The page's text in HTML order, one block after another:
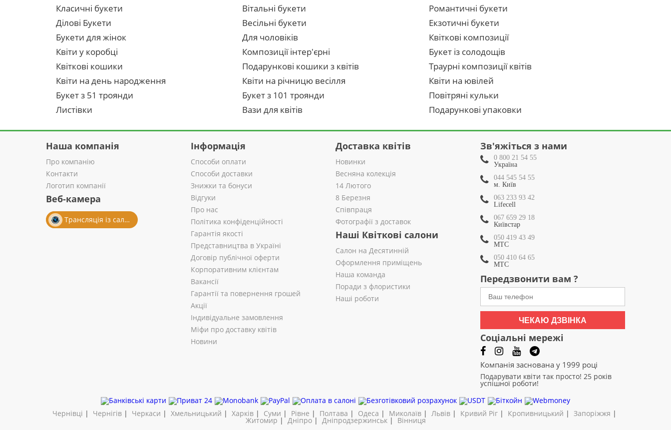
Класичні букети
Вітальні букети
Романтичні букети
Ділові Букети
Весільні букети
Екзотичні букети
Букети для жінок
Для чоловіків
Квіткові композиції
Квіти у коробці
Композиції інтер'єрні
Букет із солодощів
Квіткові кошики
Подарункові кошики з квітів
Траурні композиції квітів
Квіти на день народження
Квіти на річницю весілля
Квіти на ювілей
Букет з 51 троянди
Букет з 101 троянди
Повітряні кульки
Листівки
Вази для квітів Подарункові упаковки
Наша компанія
Про компанію
Контакти
Логотип компанії
Веб-камера
Трансляція із салону
Інформація
Способи оплати
Способи доставки
Знижки та бонуси
Відгуки
Про нас
Політика конфіденційності
Гарантія якості
Представництва в Україні
Договір публічної оферти
Корпоративним клієнтам
Вакансії
Гарантії та повернення грошей
Акції
Індивідуальне замовлення
Міфи про доставку квітів
Новини
Доставка квітів
Новинки
Весняна колекція
14 Лютого
8 Березня
Співпраця
Фотографії з доставок
Наші Квіткові салони
Салон на Десятинній
Оформлення приміщень
Наша команда
Поради з флористики
Наші роботи
Зв'яжіться з нами
0 800 21 54 55
Україна
044 545 54 55
м. Київ
063 233 93 42
Lifecell
067 659 29 18
Київстар
050 419 43 49
МТС
050 410 64 65
МТС
Передзвонити вам ?
ЧЕКАЮ ДЗВІНКА
Соціальні мережі
Компанія заснована у 1999 році
Подарувати квіти так просто! 25 років
успішної роботи!
Чернівці | Чернігів | Черкаси | Хмельницький | Харків | Суми | Рівне | Полтава | Одеса | Миколаїв | Львів | Кривий Ріг | Кропивницький | Запоріжжя |
Житомир | Дніпро| Дніпродзержинськ| Вінниця